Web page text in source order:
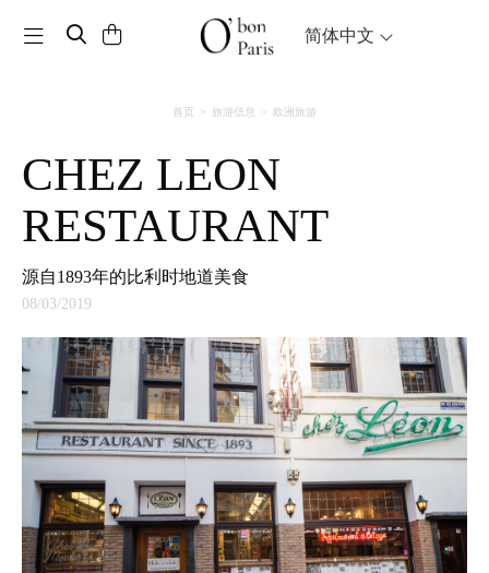
Toggle navigation 简体中文
首页 旅游信息 欧洲旅游
CHEZ LEON
RESTAURANT
源自1893年的比利时地道美食
08/03/2019